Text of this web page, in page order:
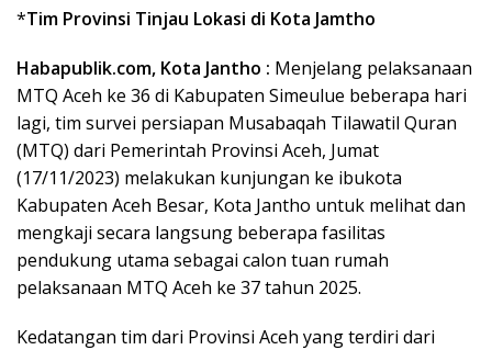
*Tim Provinsi Tinjau Lokasi di Kota Jamtho
Habapublik.com, Kota Jantho : Menjelang pelaksanaan
MTQ Aceh ke 36 di Kabupaten Simeulue beberapa hari
lagi, tim survei persiapan Musabaqah Tilawatil Quran
(MTQ) dari Pemerintah Provinsi Aceh, Jumat
(17/11/2023) melakukan kunjungan ke ibukota
Kabupaten Aceh Besar, Kota Jantho untuk melihat dan
mengkaji secara langsung beberapa fasilitas
pendukung utama sebagai calon tuan rumah
pelaksanaan MTQ Aceh ke 37 tahun 2025.
Kedatangan tim dari Provinsi Aceh yang terdiri dari